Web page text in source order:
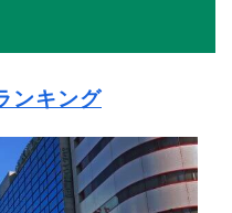
ンキング